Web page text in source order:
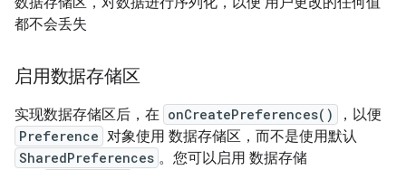
都不会丢失
启用数据存储区
实现数据存储区后，在 onCreatePreferences() ，以便
Preference 对象使用 数据存储区，而不是使用默认
SharedPreferences 。您可以启用 数据存储